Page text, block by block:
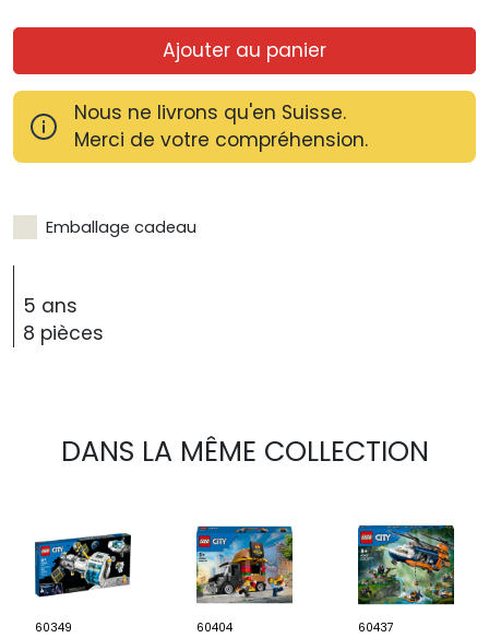
Ajouter au panier
Nous ne livrons qu'en Suisse.
Merci de votre compréhension.
Emballage cadeau
5 ans
8 pièces
DANS LA MÊME COLLECTION
60349 60404 60437